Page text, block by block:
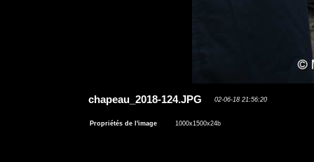
chapeau_2018-124.JPG 02-06-18 21:56:20
Propriétés de l'image 1000x1500x24b